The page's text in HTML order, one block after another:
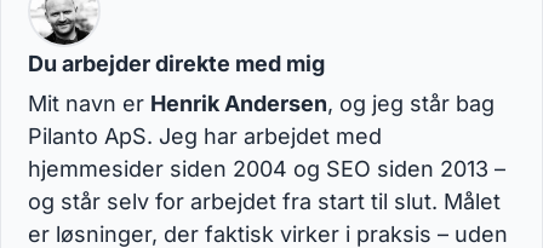
Du arbejder direkte med mig
Mit navn er Henrik Andersen, og jeg står bag
Pilanto ApS. Jeg har arbejdet med
hjemmesider siden 2004 og SEO siden 2013 –
og står selv for arbejdet fra start til slut. Målet
er løsninger, der faktisk virker i praksis – uden